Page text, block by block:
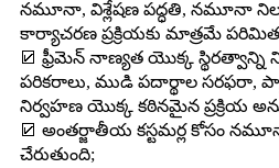
నమూనా, విశ్లేషణ పద్ధతి, నమూనా
కార్యాచరణ ప్రక్రియకు మాత్రమే
☑ ఫ్రీమెన్ నాణ్యత యొక్క స్థిరత్వాన్ని
పరికరాలు, ముడి పదార్థాల సరఫరా,
నిర్వహణ యొక్క కఠినమైన ప్రక్రియ
☑ అంతర్జాతీయ కస్టమర్ల కోసం
చేరుతుంది;